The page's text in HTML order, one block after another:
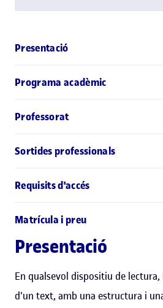
Presentació
Programa acadèmic
Professorat
Sortides professionals
Requisits d'accés
Matrícula i preu
Presentació
En qualsevol dispositiu de
d'un text, amb una estructura i